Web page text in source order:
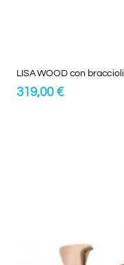
LISA WOOD con braccioli
319,00 €